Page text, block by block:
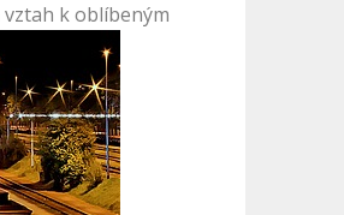
k oblíbeným